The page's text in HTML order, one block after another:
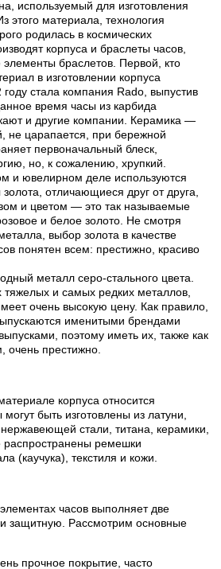
используемый для изготовления
этого материала, технология
родилась в космических
корпуса и браслеты часов,
элементы браслетов. Первой, кто
в изготовлении корпуса
году стала компания Rado, выпустив
время часы из карбида
и другие компании. Керамика —
не царапается, при бережной
первоначальный блеск,
но, к сожалению, хрупкий.
и ювелирном деле используются
отличающиеся друг от друга,
и цветом — это так называемые
и белое золото. Не смотря
выбор золота в качестве
понятен всем: престижно, красиво
металл серо-стального цвета.
тяжелых и самых редких металлов,
очень высокую цену. Как правило,
именитыми брендами
поэтому иметь их, также как
очень престижно.
корпуса относится
быть изготовлены из латуни,
стали, титана, керамики,
распространены ремешки
(каучука), текстиля и кожи.
часов выполняет две
защитную. Рассмотрим основные
прочное покрытие, часто